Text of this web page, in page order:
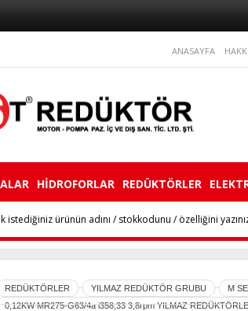
ANASAYFA
HİDROFORLAR REDÜKTÖRLER
REDÜKTÖRLER YILMAZ REDÜKTÖR GRUBU M
0,12KW MR275-G63/4a i358,33 3,8rpm YILMAZ